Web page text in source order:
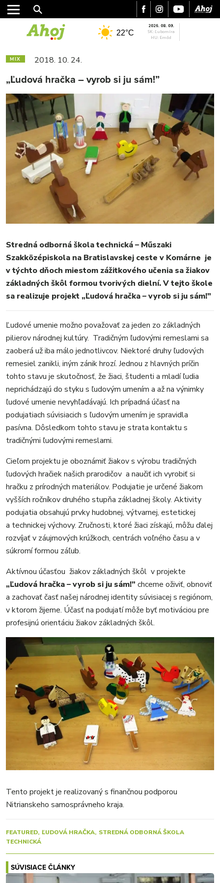
MESTO
KULTÚRA
FOTKY
VIDEO
MIX
22°C
2026. 08. 09.
SK: Ľubomíra
HU: Emőd
MIX 2018. 10. 24.
„Ľudová hračka – vyrob si ju sám!”
Stredná odborná škola technická – Műszaki
Szakközépiskola na Bratislavskej ceste v Komárne je
v týchto dňoch miestom zážitkového učenia sa žiakov
základných škôl formou tvorivých dielní. V tejto škole
sa realizuje projekt „Ľudová hračka – vyrob si ju sám!”
Ľudové umenie možno považovať za jeden zo základných
pilierov národnej kultúry. Tradičným ľudovými remeslami sa
zaoberá už iba málo jednotlivcov. Niektoré druhy ľudových
remesiel zanikli, iným zánik hrozí. Jednou z hlavných príčin
tohto stavu je skutočnosť, že žiaci, študenti a mladí ľudia
neprichádzajú do styku s ľudovým umením a až na výnimky
ľudové umenie nevyhľadávajú. Ich prípadná účasť na
podujatiach súvisiacich s ľudovým umením je spravidla
pasívna. Dôsledkom tohto stavu je strata kontaktu s
tradičnými ľudovými remeslami.
Cieľom projektu je oboznámiť žiakov s výrobu tradičných
ľudových hračiek našich prarodičov a naučiť ich vyrobiť si
hračku z prírodných materiálov. Podujatie je určené žiakom
vyšších ročníkov druhého stupňa základnej školy. Aktivity
podujatia obsahujú prvky hudobnej, výtvarnej, estetickej
a technickej výchovy. Zručnosti, ktoré žiaci získajú, môžu ďalej
rozvíjať v záujmových krúžkoch, centrách voľného času a v
súkromí formou záľub.
Aktívnou účasťou žiakov základných škôl v projekte
„Ľudová hračka – vyrob si ju sám!” chceme oživiť, obnoviť
a zachovať časť našej národnej identity súvisiacej s regiónom,
v ktorom žijeme. Účasť na podujatí môže byť motiváciou pre
profesijnú orientáciu žiakov základných škôl.
Tento projekt je realizovaný s finančnou podporou
Nitrianskeho samosprávneho kraja.
FEATURED ĽUDOVÁ HRAČKA STREDNÁ ODBORNÁ ŠKOLA
TECHNICKÁ
SÚVISIACE ČLÁNKY